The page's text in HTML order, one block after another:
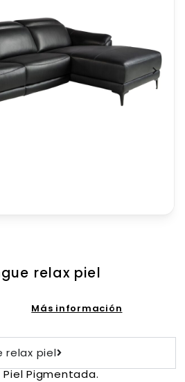
relax piel
Más información
relax piel
Piel Pigmentada.